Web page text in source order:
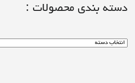
دسته بندی محصولات :